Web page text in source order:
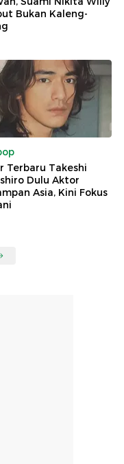
Bukan Kaleng-
Terbaru Takeshi
Dulu Aktor
Asia, Kini Fokus